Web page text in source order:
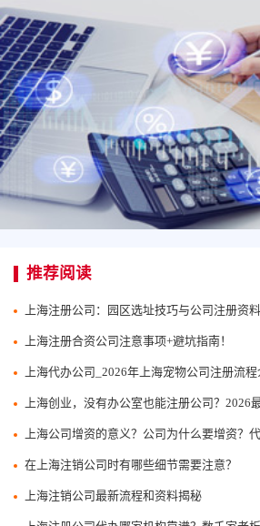
推荐阅读
上海注册公司：园区选址技巧与公司注册资
上海注册合资公司注意事项+避坑指南！
上海代办公司_2026年上海宠物公司注册流程
上海创业，没有办公室也能注册公司？2026
上海公司增资的意义？公司为什么要增资？
在上海注销公司时有哪些细节需要注意？
上海注销公司最新流程和资料揭秘